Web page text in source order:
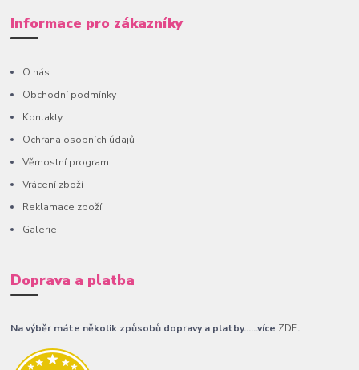
Informace pro zákazníky
O nás
Obchodní podmínky
Kontakty
Ochrana osobních údajů
Věrnostní program
Vrácení zboží
Reklamace zboží
Galerie
Doprava a platba
Na výběr máte několik způsobů dopravy a platby......více ZDE.